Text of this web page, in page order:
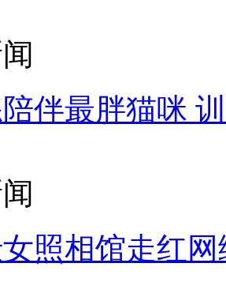
伴最胖猫咪
照相馆走红网